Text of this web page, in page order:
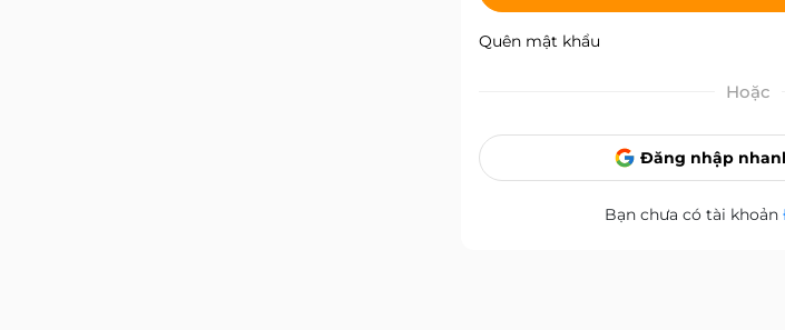
Quên mật khẩu
Hoặc
Đăng nhập
Bạn chưa có tài khoản